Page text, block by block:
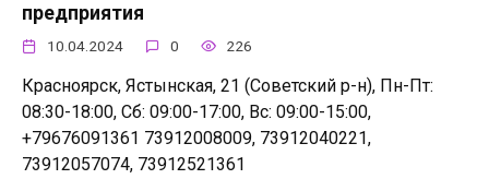
предприятия
10.04.2024 0 226
Красноярск, Ястынская, 21 (Советский р-н), Пн-Пт:
08:30-18:00, Сб: 09:00-17:00, Вс: 09:00-15:00,
+79676091361 73912008009, 73912040221,
73912057074, 73912521361